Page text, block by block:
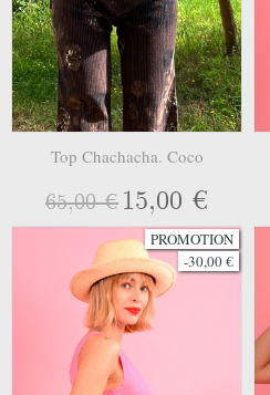
Top Chachacha. Coco
65,00 € 15,00 €
PROMOTION
-30,00 €